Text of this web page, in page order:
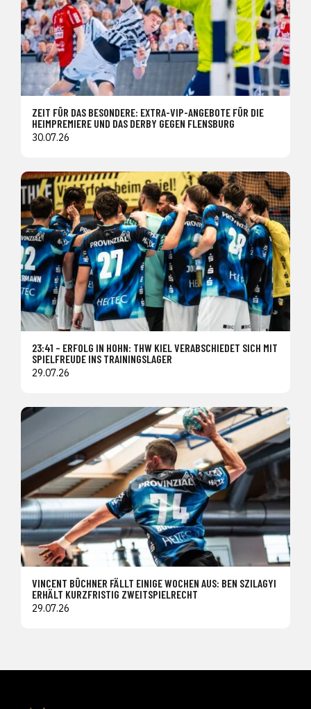
ZEIT FÜR DAS BESONDERE: EXTRA-VIP-ANGEBOTE FÜR DIE
HEIMPREMIERE UND DAS DERBY GEGEN FLENSBURG
30.07.26
23:41 – ERFOLG IN HOHN: THW KIEL VERABSCHIEDET SICH MIT
SPIELFREUDE INS TRAININGSLAGER
29.07.26
VINCENT BÜCHNER FÄLLT EINIGE WOCHEN AUS: BEN SZILAGYI
ERHÄLT KURZFRISTIG ZWEITSPIELRECHT
29.07.26